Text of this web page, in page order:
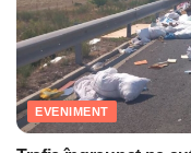
EVENIMENT